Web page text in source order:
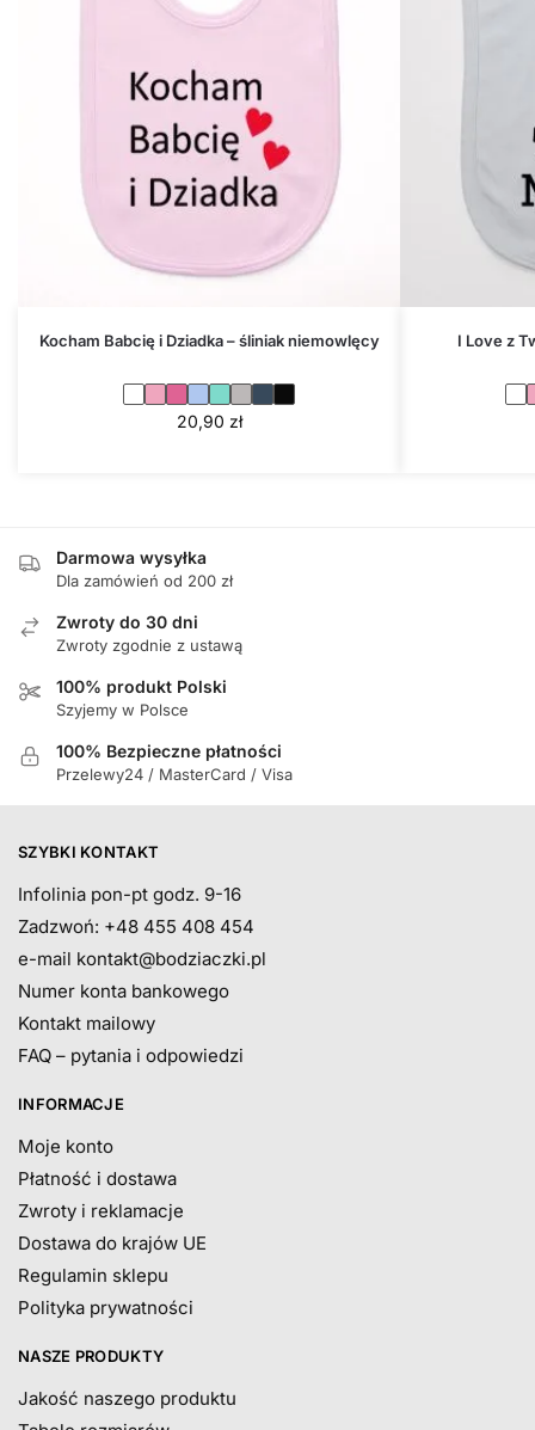
Kocham Babcię i Dziadka – śliniak niemowlęcy
20,90 zł
I Love z
Darmowa wysyłka
Dla zamówień od 200 zł
Zwroty do 30 dni
Zwroty zgodnie z ustawą
100% produkt Polski
Szyjemy w Polsce
100% Bezpieczne płatności
Przelewy24 / MasterCard / Visa
SZYBKI KONTAKT
Infolinia pon-pt godz. 9-16
Zadzwoń: +48 455 408 454
e-mail kontakt@bodziaczki.pl
Numer konta bankowego
Kontakt mailowy
FAQ – pytania i odpowiedzi
INFORMACJE
Moje konto
Płatność i dostawa
Zwroty i reklamacje
Dostawa do krajów UE
Regulamin sklepu
Polityka prywatności
NASZE PRODUKTY
Jakość naszego produktu